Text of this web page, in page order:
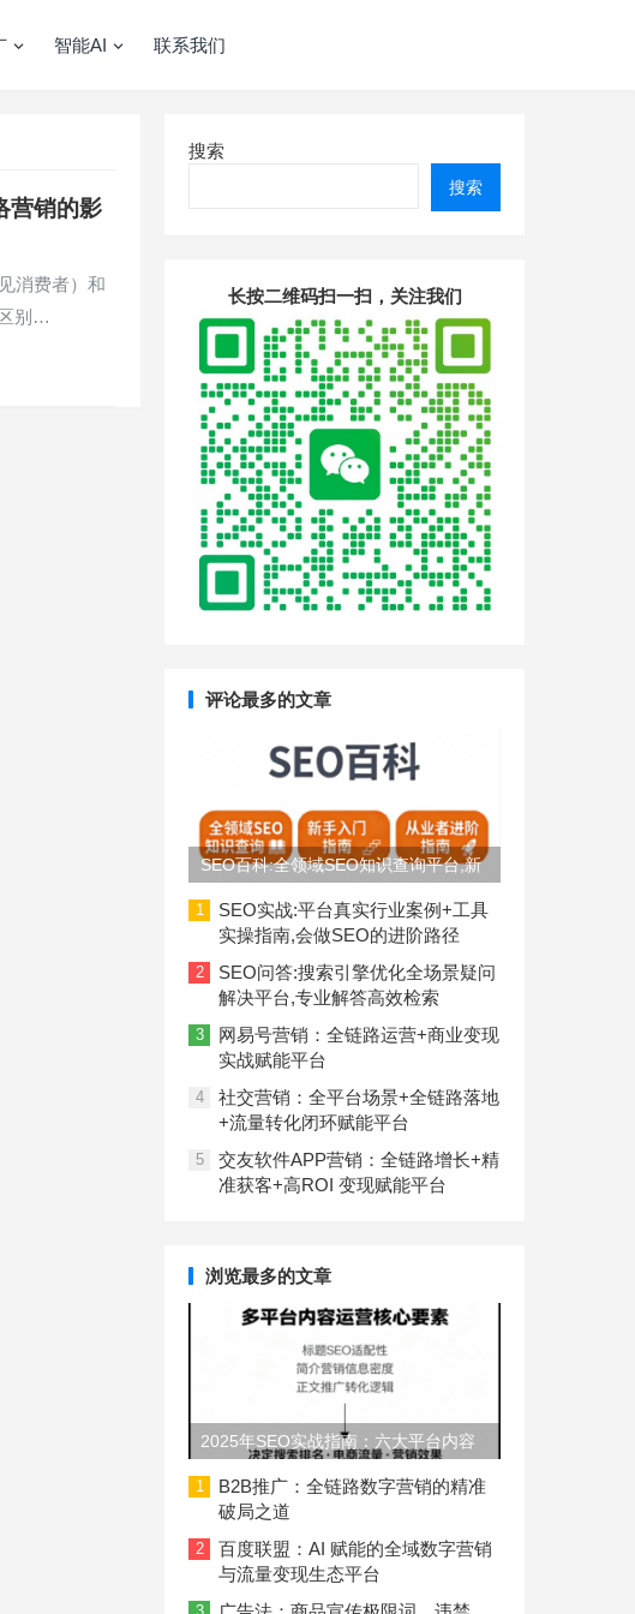
智能AI 联系我们
营销的影
消费者）和
别…
搜索
搜索
长按二维码扫一扫，关注我们
评论最多的文章
SEO百科:全领域SEO知识查询平台,新
手入门到从业者进阶指南
1
SEO实战:平台真实行业案例+工具
实操指南,会做SEO的进阶路径
2
SEO问答:搜索引擎优化全场景疑问
解决平台,专业解答高效检索
3
网易号营销：全链路运营+商业变现
实战赋能平台
4
社交营销：全平台场景+全链路落地
+流量转化闭环赋能平台
5
交友软件APP营销：全链路增长+精
准获客+高ROI 变现赋能平台
浏览最多的文章
2025年SEO实战指南：六大平台内容
长度与结构规范
1
B2B推广：全链路数字营销的精准
破局之道
2
百度联盟：AI 赋能的全域数字营销
与流量变现生态平台